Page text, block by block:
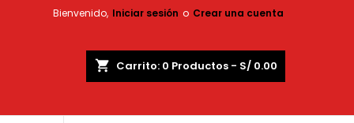
Bienvenido, Iniciar sesión o Crear una cuenta
shopping_cart Carrito: 0 Productos - S/ 0.00